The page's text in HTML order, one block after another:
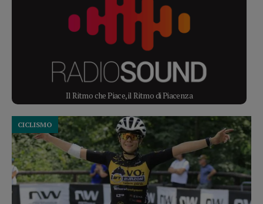
Il Ritmo che Piace, il Ritmo di Piacenza
CICLISMO